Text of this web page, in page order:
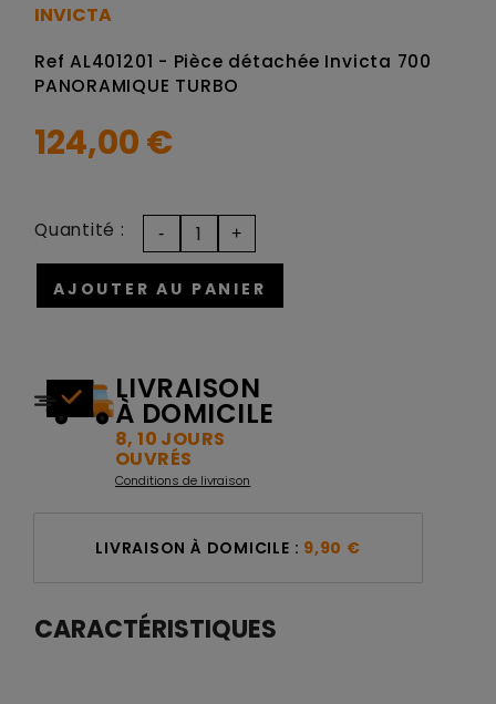
INVICTA
Ref AL401201 - Pièce détachée Invicta 700
PANORAMIQUE TURBO
124,00 €
AJOUTER AU PANIER
Quantité :
LIVRAISON
À DOMICILE
8, 10 JOURS
OUVRÉS
Conditions de livraison
LIVRAISON À DOMICILE : 9,90 €
CARACTÉRISTIQUES